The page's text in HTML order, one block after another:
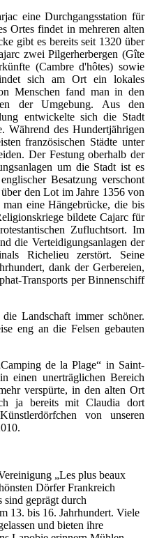
eine Durchgangsstation für
Ortes findet in mehreren alten
gibt es bereits seit 1320 über
zwei Pilgerherbergen (Gîte
(Cambre d'hôtes) sowie
sich am Ort ein lokales
Menschen fand man in den
der Umgebung. Aus den
entwickelte sich die Stadt
Während des Hundertjährigen
französischen Städte unter
Der Festung oberhalb der
um die Stadt ist es
Besatzung verschont
den Lot im Jahre 1356 von
eine Hängebrücke, die bis
bildete Cajarc für
Zufluchtsort. Im
die Verteidigungsanlagen der
Richelieu zerstört. Seine
dank der Gerbereien,
Transports per Binnenschiff
Landschaft immer schöner.
eng an die Felsen gebauten
de la Plage“ in Saint-
einen unerträglichen Bereich
verspürte, in den alten Ort
ja bereits mit Claudia dort
von unseren
„Les plus beaux
Dörfer Frankreich
sind geprägt durch
13. bis 16. Jahrhundert. Viele
und bieten ihre